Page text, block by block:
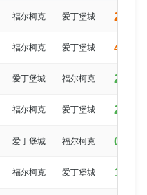
福尔柯克 爱丁堡城 2-3
福尔柯克 爱丁堡城 4-1
爱丁堡城 福尔柯克 2-2
福尔柯克 爱丁堡城 2-1
爱丁堡城 福尔柯克 0-2
福尔柯克 爱丁堡城 1-2